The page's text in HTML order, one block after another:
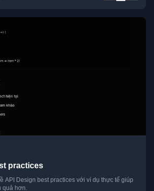
practices
API Design best practices với ví dụ thực tế giúp
quả hơn.